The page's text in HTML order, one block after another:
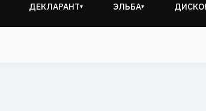
ДЕКЛАРАНТ▾ ЭЛЬБА▾